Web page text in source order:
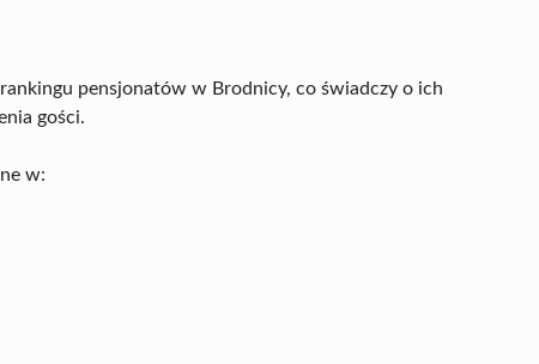
pensjonatów w Brodnicy, co świadczy o ich
gości.
w: